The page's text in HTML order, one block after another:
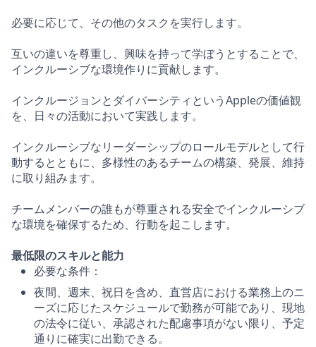
必要に応じて、その他のタスクを実行します。
互いの違いを尊重し、興味を持って学ぼうとすることで、
インクルーシブな環境作りに貢献します。
インクルージョンとダイバーシティというAppleの価値観
を、日々の活動において実践します。
インクルーシブなリーダーシップのロールモデルとして行
動するとともに、多様性のあるチームの構築、発展、維持
に取り組みます。
チームメンバーの誰もが尊重される安全でインクルーシブ
な環境を確保するため、行動を起こします。
最低限のスキルと能力
必要な条件：
夜間、週末、祝日を含め、直営店における業務上のニ
ーズに応じたスケジュールで勤務が可能であり、現地
の法令に従い、承認された配慮事項がない限り、予定
通りに確実に出勤できる。